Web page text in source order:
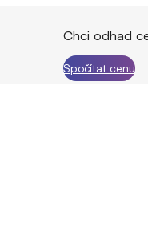
Chci odhad
Spočítat cenu